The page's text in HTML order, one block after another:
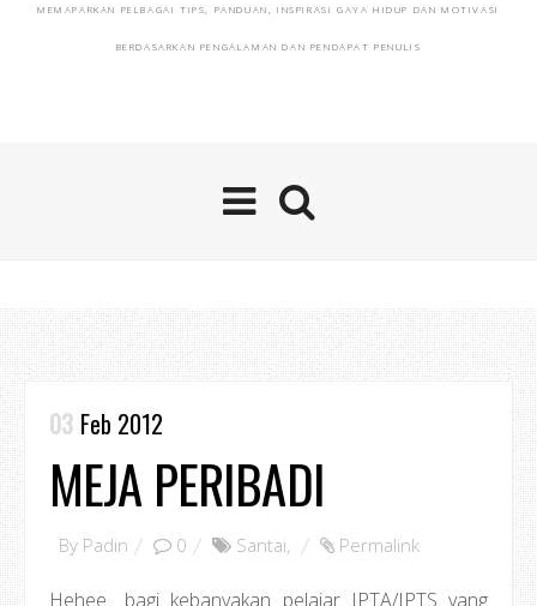
MEMAPARKAN PELBAGAI TIPS, PANDUAN, INSPIRASI GAYA HIDUP DAN MOTIVASI
BERDASARKAN PENGALAMAN DAN PENDAPAT PENULIS
03 Feb 2012
MEJA PERIBADI
By Padin 0 Santai, Permalink
Hehee.. bagi kebanyakan pelajar IPTA/IPTS yang